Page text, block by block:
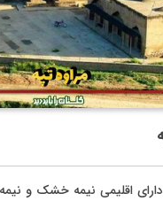
اقلیمی نیمه خشک و